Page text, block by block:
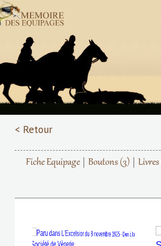
< Retour
Fiche Equipage Boutons (3) Livres